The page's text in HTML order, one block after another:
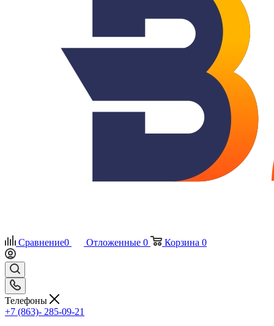
Сравнение0 Отложенные 0 Корзина 0
Телефоны
+7 (863)- 285-09-21